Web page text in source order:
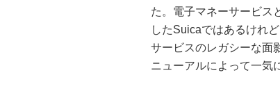
た。電子マネーサービス
したSuicaではあるけれ
サービスのレガシーな面
ニューアルによって一気